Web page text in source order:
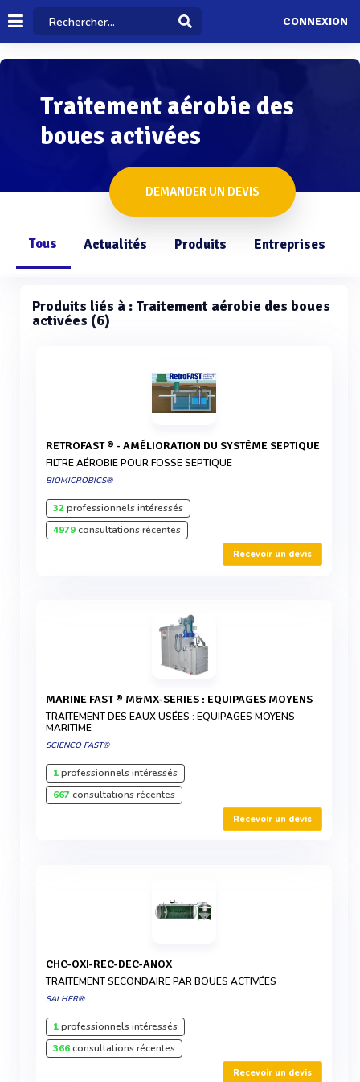
CONNEXION
Traitement aérobie des
boues activées
DEMANDER UN DEVIS
Tous Actualités Produits Entreprises
Produits liés à : Traitement aérobie des boues
activées (6)
RETROFAST ® - AMÉLIORATION DU SYSTÈME SEPTIQUE
FILTRE AÉROBIE POUR FOSSE SEPTIQUE
BIOMICROBICS®
32professionnels intéressés
4979consultations récentes
Recevoir un devis
MARINE FAST ® M&MX-SERIES : EQUIPAGES MOYENS
TRAITEMENT DES EAUX USÉES : EQUIPAGES MOYENS
MARITIME
SCIENCO FAST®
1professionnels intéressés
667consultations récentes
Recevoir un devis
CHC-OXI-REC-DEC-ANOX
TRAITEMENT SECONDAIRE PAR BOUES ACTIVÉES
SALHER®
1professionnels intéressés
366consultations récentes
Recevoir un devis